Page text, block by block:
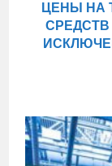
ЦЕНЫ НА